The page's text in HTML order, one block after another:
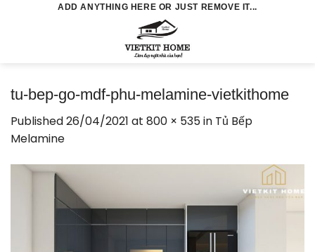
ADD ANYTHING HERE OR JUST REMOVE IT...
tu-bep-go-mdf-phu-melamine-vietkithome
Published26/04/2021 at 800 × 535in Tủ Bếp
Melamine